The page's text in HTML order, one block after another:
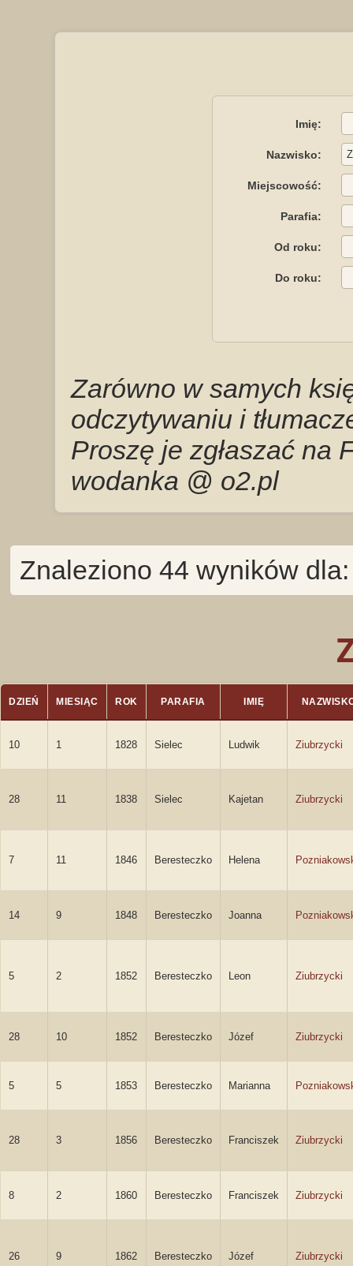
Imię:
Nazwisko:
Miejscowość:
Parafia:
Od roku:
Do roku:
Zarówno w samych
odczytywaniu i
Proszę je zgłaszać na
wodanka @ o2.pl
Znaleziono 44 wyników
DZIEŃ MIESIĄC ROK PARAFIA IMIĘ
10 1 1828 Sielec Ludwik Ziubrzycki
28 11 1838 Sielec Kajetan Ziubrzycki
7 11 1846 Beresteczko Helena
14 9 1848 Beresteczko Joanna
5 2 1852 Beresteczko Leon Ziubrzycki
28 10 1852 Beresteczko Józef Ziubrzycki
5 5 1853 Beresteczko Marianna
28 3 1856 Beresteczko Franciszek Ziubrzycki
8 2 1860 Beresteczko Franciszek Ziubrzycki
26 9 1862 Beresteczko Józef Ziubrzycki